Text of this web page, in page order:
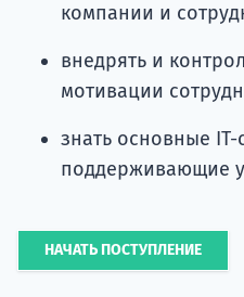
компании и
внедрять и
мотивации
знать основные IT-
поддерживающие
НАЧАТЬ ПОСТУПЛЕНИЕ